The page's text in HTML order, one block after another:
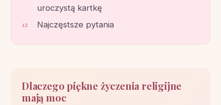
uroczystą kartkę
Najczęstsze pytania
Dlaczego piękne życzenia religijne
mają moc